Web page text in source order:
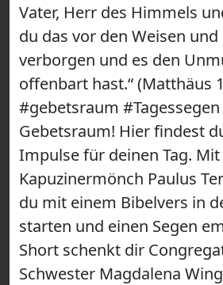
Vater, Herr des Himmels
du das vor den Weisen und
verborgen und es den
offenbart hast.“ (Matthäus
#gebetsraum
Gebetsraum! Hier findest
Impulse für deinen Tag. Mit
Kapuzinermönch Paulus
du mit einem Bibelvers in
starten und einen Segen
Short schenkt dir
Schwester Magdalena